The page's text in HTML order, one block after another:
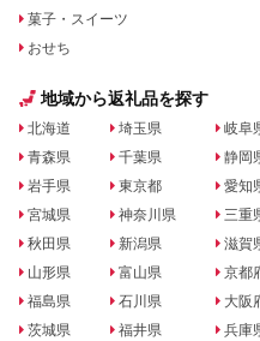
菓子・スイーツ
おせち
地域から返礼品を探す
北海道
青森県
岩手県
宮城県
秋田県
山形県
福島県
茨城県
埼玉県
千葉県
東京都
神奈川県
新潟県
富山県
石川県
福井県
岐阜
静岡
愛知
三重
滋賀
京都
大阪
兵庫